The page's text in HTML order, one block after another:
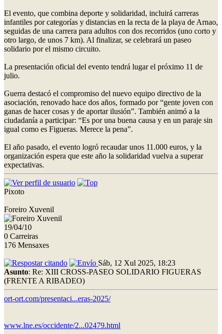
El evento, que combina deporte y solidaridad, incluirá carreras
infantiles por categorías y distancias en la recta de la playa de Arnao,
seguidas de una carrera para adultos con dos recorridos (uno corto y
otro largo, de unos 7 km). Al finalizar, se celebrará un paseo
solidario por el mismo circuito.
La presentación oficial del evento tendrá lugar el próximo 11 de
julio.
Guerra destacó el compromiso del nuevo equipo directivo de la
asociación, renovado hace dos años, formado por “gente joven con
ganas de hacer cosas y de aportar ilusión”. También animó a la
ciudadanía a participar: “Es por una buena causa y en un paraje sin
igual como es Figueras. Merece la pena”.
El año pasado, el evento logró recaudar unos 11.000 euros, y la
organización espera que este año la solidaridad vuelva a superar
expectativas.
Pixoto
Foreiro Xuvenil
19/04/10
0 Carreiras
176 Mensaxes
Sáb, 12 Xul 2025, 18:23
Asunto: Re: XIII CROSS-PASEO SOLIDARIO FIGUERAS
(FRENTE A RIBADEO)
ort-ort.com/presentaci...eras-2025/
www.lne.es/occidente/2...02479.html